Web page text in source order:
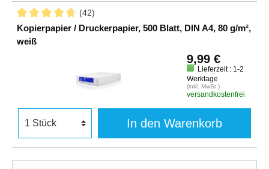
(42)
Kopierpapier / Druckerpapier, 500 Blatt, DIN A4, 80 g/m²,
weiß
9,99 €
Lieferzeit : 1-2
Werktage
(inkl. MwSt.)
versandkostenfrei
In den Warenkorb